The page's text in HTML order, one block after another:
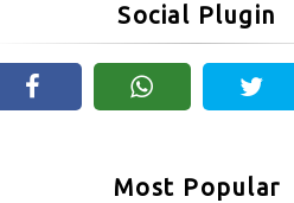
Social Plugin
Most Popular